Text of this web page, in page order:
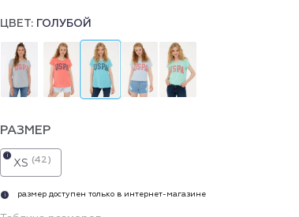
ЦВЕТ: ГОЛУБОЙ
РАЗМЕР
XS (42)
i
i размер доступен только в интернет-магазине